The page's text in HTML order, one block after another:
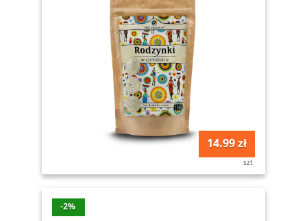
14.99 zł
szt
-2%